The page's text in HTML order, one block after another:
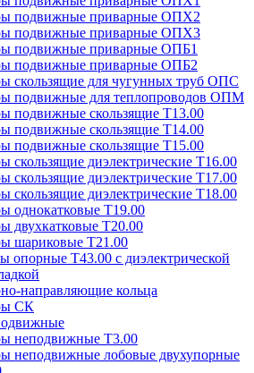
подвижные приварные ОПХ2
подвижные приварные ОПХ3
подвижные приварные ОПБ1
подвижные приварные ОПБ2
скользящие для чугунных труб ОПС
подвижные для теплопроводов ОПМ
подвижные скользящие Т13.00
подвижные скользящие Т14.00
подвижные скользящие Т15.00
скользящие диэлектрические Т16.00
скользящие диэлектрические Т17.00
скользящие диэлектрические Т18.00
однокатковые Т19.00
двухкатковые Т20.00
шариковые Т21.00
опорные Т43.00 с диэлектрической
направляющие кольца
СК
неподвижные Т3.00
неподвижные лобовые двухупорные